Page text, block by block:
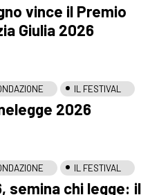
vince il Premio
Giulia 2026
IL FESTIVAL
2026
IL FESTIVAL
semina chi legge: il